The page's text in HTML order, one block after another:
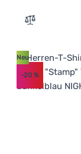
Zum
Neu
-20 %